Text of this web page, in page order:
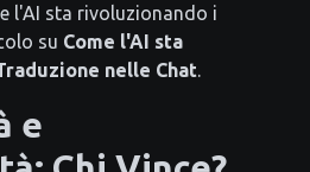
l'AI sta rivoluzionando i
su Come l'AI sta
nelle Chat
e